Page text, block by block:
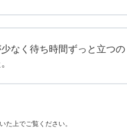
なく待ち時間ずっと立つの
た上でご覧ください。